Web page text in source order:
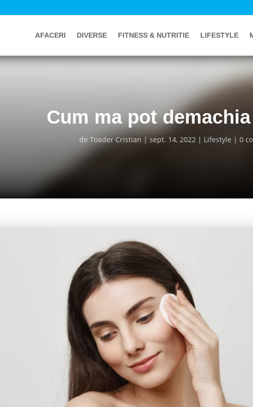
AFACERI DIVERSE FITNESS & NUTRITIE LIFESTYLE
Cum ma pot
de Toader Cristian sept. 14, 2022 Lifestyle 0